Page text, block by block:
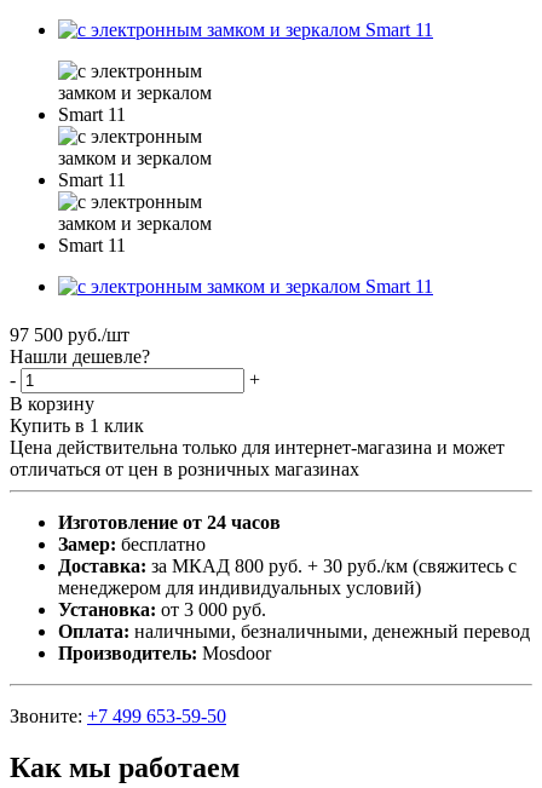
97 500 руб./шт
Нашли дешевле?
-
+
В корзину
Купить в 1 клик
Цена действительна только для интернет-магазина и может
отличаться от цен в розничных магазинах
Изготовление от 24 часов
Замер: бесплатно
Доставка: за МКАД 800 руб. + 30 руб./км (свяжитесь с
менеджером для индивидуальных условий)
Установка: от 3 000 руб.
Оплата: наличными, безналичными, денежный перевод
Производитель: Mosdoor
Звоните: +7 499 653-59-50
Как мы работаем